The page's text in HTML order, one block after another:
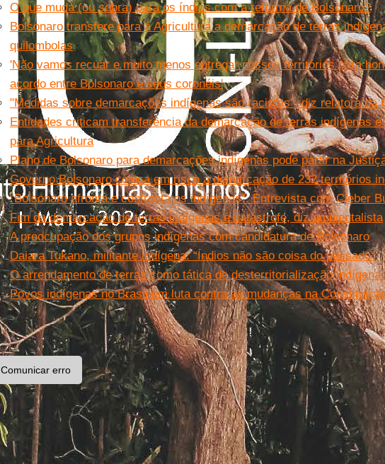
O que muda (ou sobra) para os índios com a reforma de Bolsonaro?
Bolsonaro transfere para a Agricultura a demarcação de terras
quilombolas
'Não vamos recuar e muito menos entregar nossos territórios para
acordo entre Bolsonaro e seus coronéis'
"Medidas sobre demarcações indígenas são racistas", diz relatora da
Entidades criticam transferência da demarcação de terras indígenas e
para Agricultura
Plano de Bolsonaro para demarcações indígenas pode parar na
Governo Bolsonaro coloca em risco a demarcação de 232 territórios
“Bolsonaro afronta e confronta os indígenas”. Entrevista com Cleber
Fim da demarcação de terras indígenas é catástrofe, diz ambientalista
A preocupação dos grupos indígenas com candidatura de Bolsonaro
Daiara Tukano, militante indígena: “Índios não são coisa do passado”
O arrendamento de terras como tática de desterritorialização indígena
Povos indígenas no Brasil em luta contra as mudanças na
Comunicar erro